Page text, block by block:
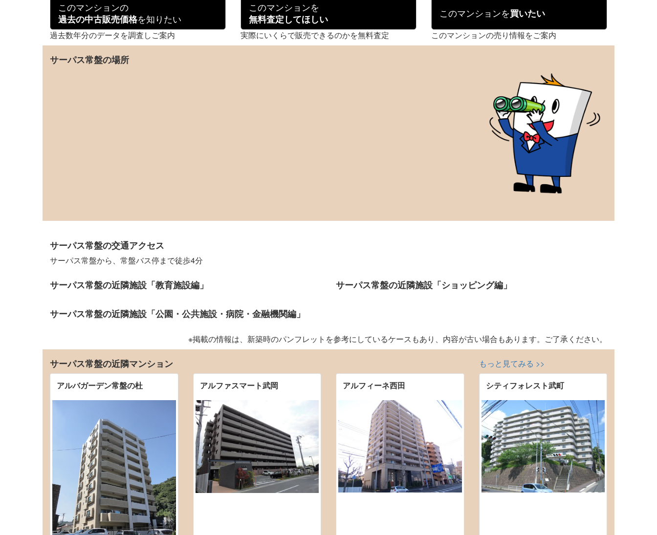
このマンションの
過去の中古販売価格を知りたい
過去数年分のデータを調査しご案内
このマンションを
無料査定してほしい
実際にいくらで販売できるのかを無料査定
このマンションを買いたい
このマンションの売り情報をご案内
サーパス常盤の場所
サーパス常盤の交通アクセス
サーパス常盤から、常盤バス停まで徒歩4分
サーパス常盤の近隣施設「教育施設編」 サーパス常盤の近隣施設「ショッピング編」
サーパス常盤の近隣施設「公園・公共施設・病院・金融機関編」
※掲載の情報は、新築時のパンフレットを参考にしているケースもあり、内容が古い場合もあります。ご了承ください。
サーパス常盤の近隣マンション
もっと見てみる >>
アルバガーデン常盤の杜
アルファスマート武岡 アルフィーネ西田 シティフォレスト武町